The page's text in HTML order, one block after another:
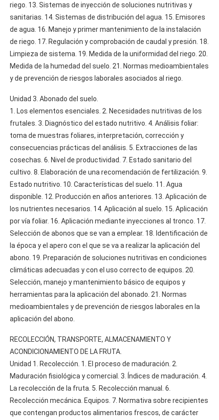
riego. 13. Sistemas de inyección de soluciones nutritivas y
sanitarias. 14. Sistemas de distribución del agua. 15. Emisores
de agua. 16. Manejo y primer mantenimiento de la instalación
de riego. 17. Regulación y comprobación de caudal y presión. 18.
Limpieza de sistema. 19. Medida de la uniformidad del riego. 20.
Medida de la humedad del suelo. 21. Normas medioambientales
y de prevención de riesgos laborales asociados al riego.
Unidad 3. Abonado del suelo.
1. Los elementos esenciales. 2. Necesidades nutritivas de los
frutales. 3. Diagnóstico del estado nutritivo. 4. Análisis foliar:
toma de muestras foliares, interpretación, corrección y
consecuencias prácticas del análisis. 5. Extracciones de las
cosechas. 6. Nivel de productividad. 7. Estado sanitario del
cultivo. 8. Elaboración de una recomendación de fertilización. 9.
Estado nutritivo. 10. Características del suelo. 11. Agua
disponible. 12. Producción en años anteriores. 13. Aplicación de
los nutrientes necesarios. 14. Aplicación al suelo. 15. Aplicación
por vía foliar. 16. Aplicación mediante inyecciones al tronco. 17.
Selección de abonos que se van a emplear. 18. Identificación de
la época y el apero con el que se va a realizar la aplicación del
abono. 19. Preparación de soluciones nutritivas en condiciones
climáticas adecuadas y con el uso correcto de equipos. 20.
Selección, manejo y mantenimiento básico de equipos y
herramientas para la aplicación del abonado. 21. Normas
medioambientales y de prevención de riesgos laborales en la
aplicación del abono.
RECOLECCIÓN, TRANSPORTE, ALMACENAMIENTO Y
ACONDICIONAMIENTO DE LA FRUTA.
Unidad 1. Recolección. 1. El proceso de maduración. 2.
Maduración fisiológica y comercial. 3. Índices de maduración. 4.
La recolección de la fruta. 5. Recolección manual. 6.
Recolección mecánica. Equipos. 7. Normativa sobre recipientes
que contengan productos alimentarios frescos, de carácter